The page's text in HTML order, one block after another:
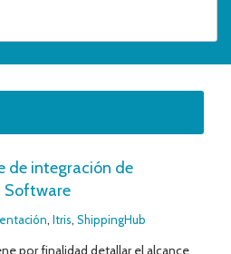
de integración de
Software
, Itris, ShippingHub
por finalidad detallar el alcance